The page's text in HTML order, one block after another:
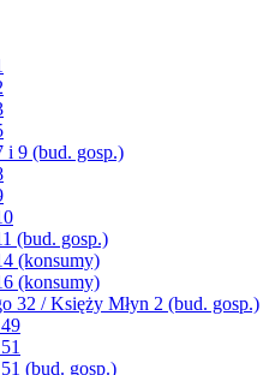
i 9 (bud. gosp.)
(bud. gosp.)
(konsumy)
(konsumy)
32 / Księży Młyn 2 (bud. gosp.)
(bud. gosp.)